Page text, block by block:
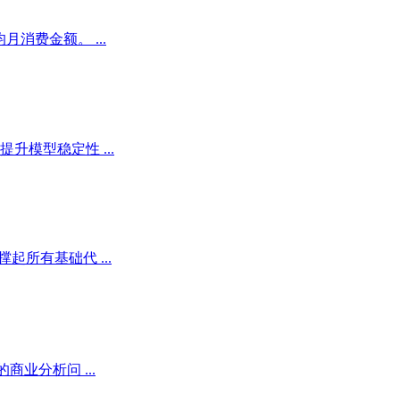
消费金额。 ...
升模型稳定性 ...
起所有基础代 ...
商业分析问 ...